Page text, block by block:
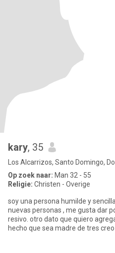
kary, 35
Los Alcarrizos, Santo Domingo,
Op zoek naar: Man 32 - 55
Religie: Christen - Overige
soy una persona humilde y
nuevas personas , me gusta dar
resivo. otro dato que quiero agregar soy madre de tres pero el
hecho que sea madre de tres